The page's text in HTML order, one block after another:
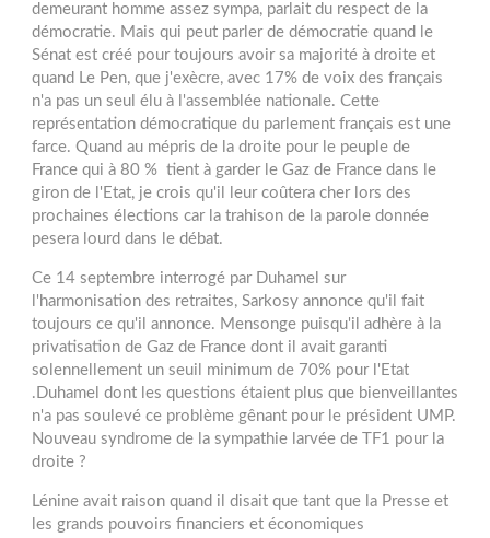
demeurant homme assez sympa, parlait du respect de la
démocratie. Mais qui peut parler de démocratie quand le
Sénat est créé pour toujours avoir sa majorité à droite et
quand Le Pen, que j'exècre, avec 17% de voix des français
n'a pas un seul élu à l'assemblée nationale. Cette
représentation démocratique du parlement français est une
farce. Quand au mépris de la droite pour le peuple de
France qui à 80 % tient à garder le Gaz de France dans le
giron de l'Etat, je crois qu'il leur coûtera cher lors des
prochaines élections car la trahison de la parole donnée
pesera lourd dans le débat.
Ce 14 septembre interrogé par Duhamel sur
l'harmonisation des retraites, Sarkosy annonce qu'il fait
toujours ce qu'il annonce. Mensonge puisqu'il adhère à la
privatisation de Gaz de France dont il avait garanti
solennellement un seuil minimum de 70% pour l'Etat
.Duhamel dont les questions étaient plus que bienveillantes
n'a pas soulevé ce problème gênant pour le président UMP.
Nouveau syndrome de la sympathie larvée de TF1 pour la
droite ?
Lénine avait raison quand il disait que tant que la Presse et
les grands pouvoirs financiers et économiques